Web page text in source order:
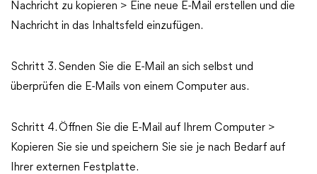
Nachricht zu kopieren > Eine neue E-Mail erstellen und die
Nachricht in das Inhaltsfeld einzufügen.
Schritt 3. Senden Sie die E-Mail an sich selbst und
überprüfen die E-Mails von einem Computer aus.
Schritt 4. Öffnen Sie die E-Mail auf Ihrem Computer >
Kopieren Sie sie und speichern Sie sie je nach Bedarf auf
Ihrer externen Festplatte.